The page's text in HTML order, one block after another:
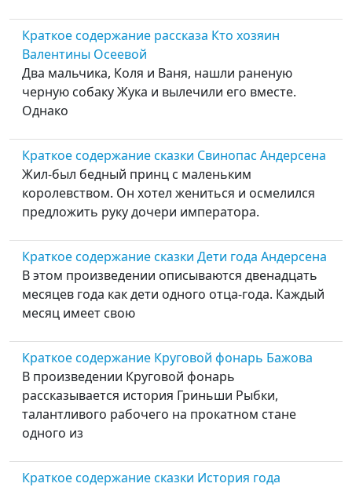
Краткое содержание рассказа Кто хозяин
Валентины Осеевой
Два мальчика, Коля и Ваня, нашли раненую
черную собаку Жука и вылечили его вместе.
Однако
Краткое содержание сказки Свинопас Андерсена
Жил-был бедный принц с маленьким
королевством. Он хотел жениться и осмелился
предложить руку дочери императора.
Краткое содержание сказки Дети года Андерсена
В этом произведении описываются двенадцать
месяцев года как дети одного отца-года. Каждый
месяц имеет свою
Краткое содержание Круговой фонарь Бажова
В произведении Круговой фонарь
рассказывается история Гриньши Рыбки,
талантливого рабочего на прокатном стане
одного из
Краткое содержание сказки История года